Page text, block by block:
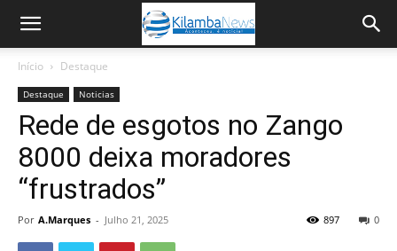
Início Destaque
Destaque Noticias
Rede de esgotos no Zango
8000 deixa moradores
“frustrados”
Por A.Marques - Julho 21, 2025 0
897